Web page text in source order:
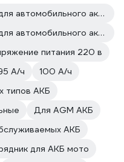
75 А/ч (зарядное устройство для автомобильного аккумулятора)
75 А/ч (зарядное устройство для автомобильного аккумулятора)
питания 220 в
А/ч
100 А/ч
типов АКБ
Для AGM АКБ
АКБ
для АКБ мото